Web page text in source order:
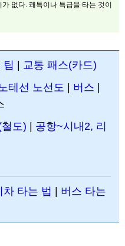
없다. 쾌특이나 특급을 타는 것이
팁
교통 패스(카드)
테선 노선도 버스
도)
공항~시내2, 리
차 타는 법
버스 타는